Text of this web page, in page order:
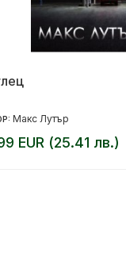
Макс Лутър
EUR (25.41 лв.)